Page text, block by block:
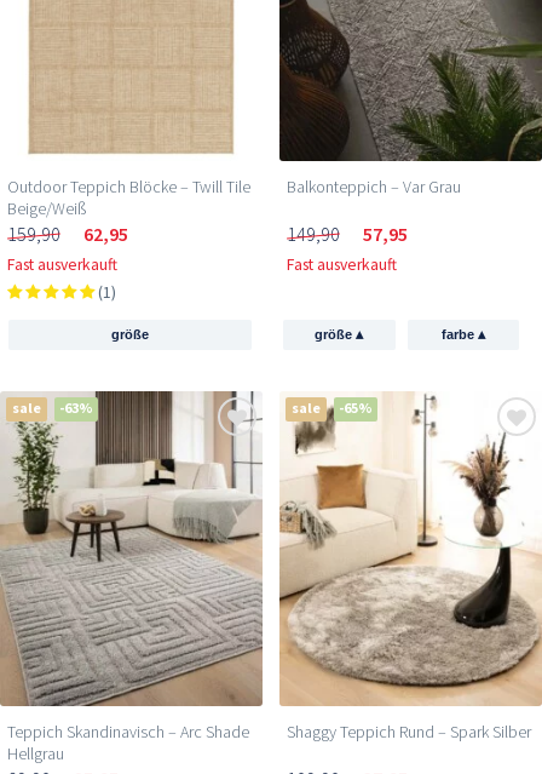
Outdoor Teppich Blöcke – Twill Tile
Beige/Weiß
159,90 62,95
Fast ausverkauft
(1)
größe
Balkonteppich – Var Grau
149,90 57,95
Fast ausverkauft
größe▴ farbe ▴
sale -63%
Teppich Skandinavisch – Arc Shade
Hellgrau
sale -65%
Shaggy Teppich Rund – Spark Silber